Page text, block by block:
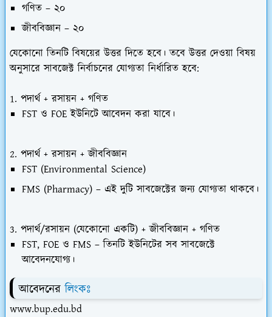
গণিত – ২০
জীববিজ্ঞান – ২০
যেকোনো তিনটি বিষয়ের উত্তর দিতে হবে। তবে উত্তর দেওয়া বিষয়
অনুসারে সাবজেক্ট নির্বাচনের যোগ্যতা নির্ধারিত হবে:
1. পদার্থ + রসায়ন + গণিত
FST ও FOE ইউনিটে আবেদন করা যাবে।
2. পদার্থ + রসায়ন + জীববিজ্ঞান
FST (Environmental Science)
FMS (Pharmacy) – এই দুটি সাবজেক্টের জন্য যোগ্যতা থাকবে।
3. পদার্থ/রসায়ন (যেকোনো একটি) + জীববিজ্ঞান + গণিত
FST, FOE ও FMS – তিনটি ইউনিটের সব সাবজেক্টে
আবেদনযোগ্য।
আবেদনেরলিংকঃ
www.bup.edu.bd